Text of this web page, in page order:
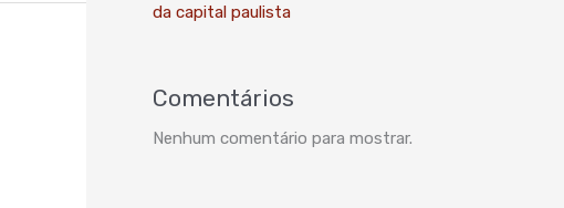
da capital paulista
Comentários
Nenhum comentário para mostrar.